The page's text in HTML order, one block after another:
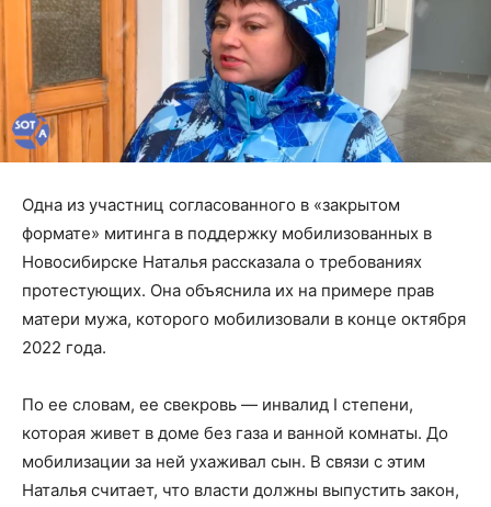
Одна из участниц согласованного в «закрытом
формате» митинга в поддержку мобилизованных в
Новосибирске Наталья рассказала о требованиях
протестующих. Она объяснила их на примере прав
матери мужа, которого мобилизовали в конце октября
2022 года.
По ее словам, ее свекровь — инвалид I степени,
которая живет в доме без газа и ванной комнаты. До
мобилизации за ней ухаживал сын. В связи с этим
Наталья считает, что власти должны выпустить закон,